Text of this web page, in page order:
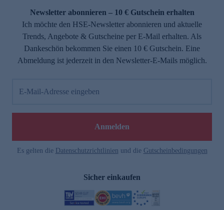
Newsletter abonnieren – 10 € Gutschein erhalten
Ich möchte den HSE-Newsletter abonnieren und aktuelle
Trends, Angebote & Gutscheine per E-Mail erhalten. Als
Dankeschön bekommen Sie einen 10 € Gutschein. Eine
Abmeldung ist jederzeit in den Newsletter-E-Mails möglich.
E-Mail-Adresse eingeben
Anmelden
Es gelten die Datenschutzrichtlinien und die Gutscheinbedingungen
Sicher einkaufen